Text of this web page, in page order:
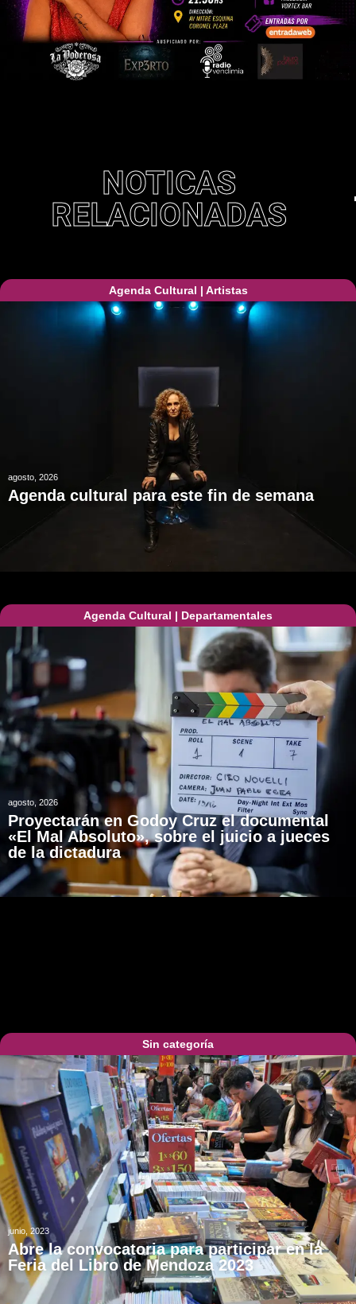
NOTICAS
RELACIONADAS
Agenda Cultural | Artistas
agosto, 2026
Agenda cultural para este fin de semana
Agenda Cultural | Departamentales
agosto, 2026
Proyectarán en Godoy Cruz el documental
«El Mal Absoluto», sobre el juicio a jueces
de la dictadura
Sin categoría
junio, 2023
Abre la convocatoria para participar en la
Feria del Libro de Mendoza 2023